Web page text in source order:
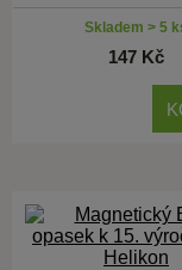
Skladem > 5
147 Kč